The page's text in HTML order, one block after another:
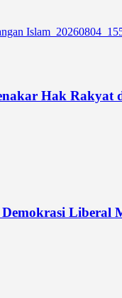
Hak Rakyat
Liberal